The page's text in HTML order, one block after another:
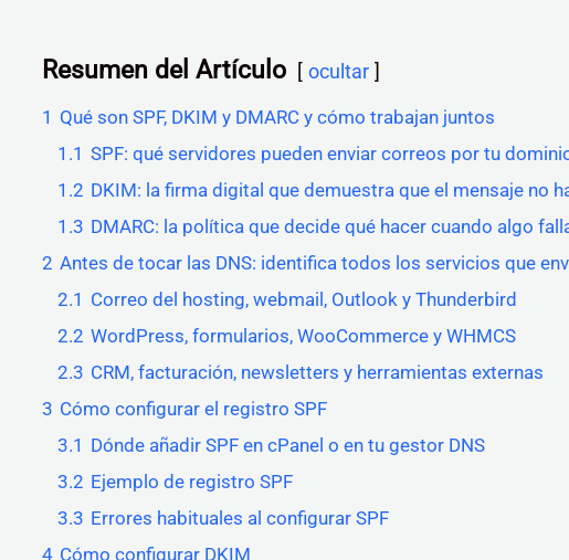
Resumen del Artículo ocultar
1 Qué son SPF, DKIM y DMARC y cómo trabajan juntos
1.1 SPF: qué servidores pueden enviar correos por tu
1.2 DKIM: la firma digital que demuestra que el mensaje no
1.3 DMARC: la política que decide qué hacer cuando algo
2 Antes de tocar las DNS: identifica todos los servicios que
2.1 Correo del hosting, webmail, Outlook y Thunderbird
2.2 WordPress, formularios, WooCommerce y WHMCS
2.3 CRM, facturación, newsletters y herramientas externas
3 Cómo configurar el registro SPF
3.1 Dónde añadir SPF en cPanel o en tu gestor DNS
3.2 Ejemplo de registro SPF
3.3 Errores habituales al configurar SPF
4 Cómo configurar DKIM